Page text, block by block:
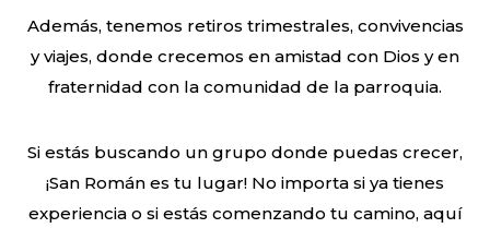
Además, tenemos retiros trimestrales, convivencias
y viajes, donde crecemos en amistad con Dios y en
fraternidad con la comunidad de la parroquia.
Si estás buscando un grupo donde puedas crecer,
¡San Román es tu lugar! No importa si ya tienes
experiencia o si estás comenzando tu camino, aquí